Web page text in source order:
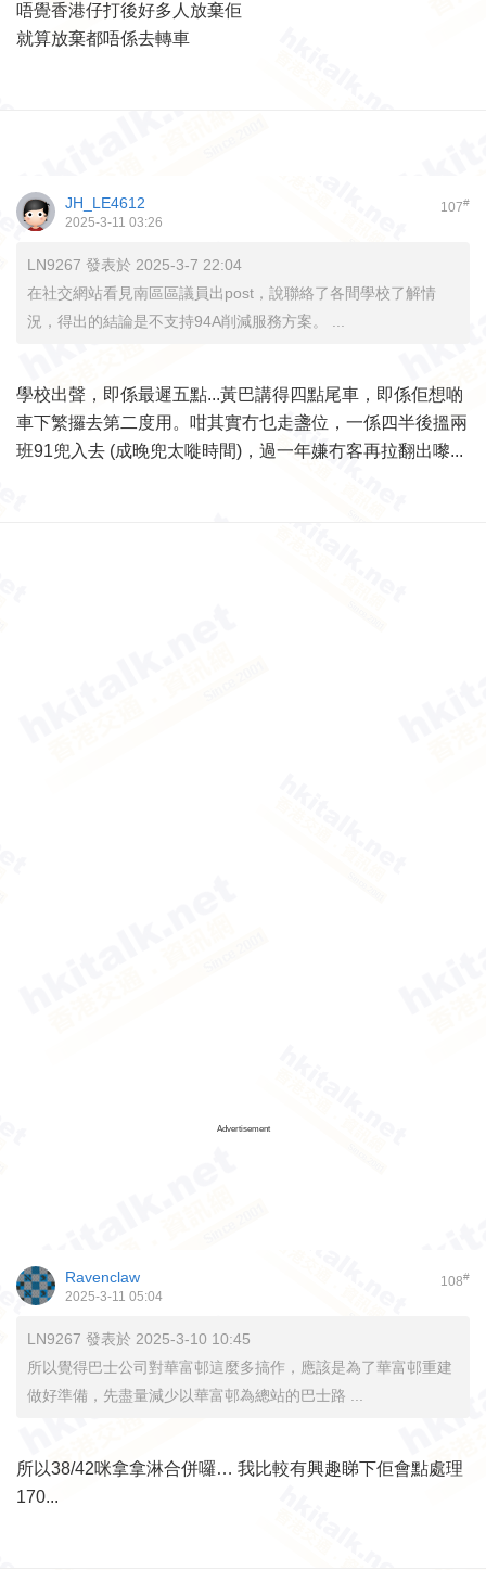
唔覺香港仔打後好多人放棄佢
就算放棄都唔係去轉車
107#
JH_LE4612
2025-3-11 03:26
LN9267 發表於 2025-3-7 22:04
在社交網站看見南區區議員出post，說聯絡了各間學校了解情
況，得出的結論是不支持94A削減服務方案。 ...
學校出聲，即係最遲五點...黃巴講得四點尾車，即係佢想啲
車下繁攞去第二度用。咁其實冇乜走盞位，一係四半後搵兩
班91兜入去 (成晚兜太嘥時間)，過一年嫌冇客再拉翻出嚟...
Advertisement
108#
Ravenclaw
2025-3-11 05:04
LN9267 發表於 2025-3-10 10:45
所以覺得巴士公司對華富邨這麼多搞作，應該是為了華富邨重建
做好準備，先盡量減少以華富邨為總站的巴士路 ...
所以38/42咪拿拿淋合併囉… 我比較有興趣睇下佢會點處理
170...